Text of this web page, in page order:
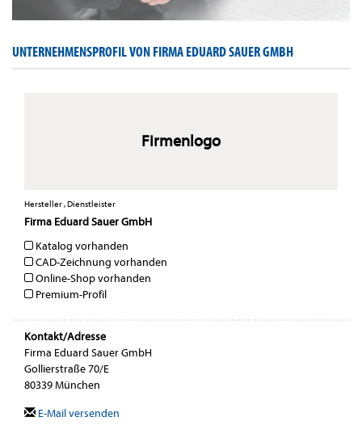
UNTERNEHMENSPROFIL VON FIRMA EDUARD SAUER GMBH
Firmenlogo
Hersteller , Dienstleister
Firma Eduard Sauer GmbH
Katalog vorhanden
CAD-Zeichnung vorhanden
Online-Shop vorhanden
Premium-Profil
Kontakt/Adresse
Firma Eduard Sauer GmbH
Gollierstraße 70/E
80339 München
E-Mail versenden